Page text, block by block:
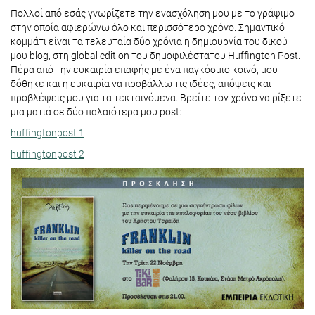
Πολλοί από εσάς γνωρίζετε την ενασχόληση μου με το γράψιμο
στην οποία αφιερώνω όλο και περισσότερο χρόνο. Σημαντικό
κομμάτι είναι τα τελευταία δύο χρόνια η δημιουργία του δικού
μου blog, στη global edition του δημοφιλέστατου Huffington Post.
Πέρα από την ευκαιρία επαφής με ένα παγκόσμιο κοινό, μου
δόθηκε και η ευκαιρία να προβάλλω τις ιδέες, απόψεις και
προβλέψεις μου για τα τεκταινόμενα. Βρείτε τον χρόνο να ρίξετε
μια ματιά σε δύο παλαιότερα μου post:
huffingtonpost 1
huffingtonpost 2